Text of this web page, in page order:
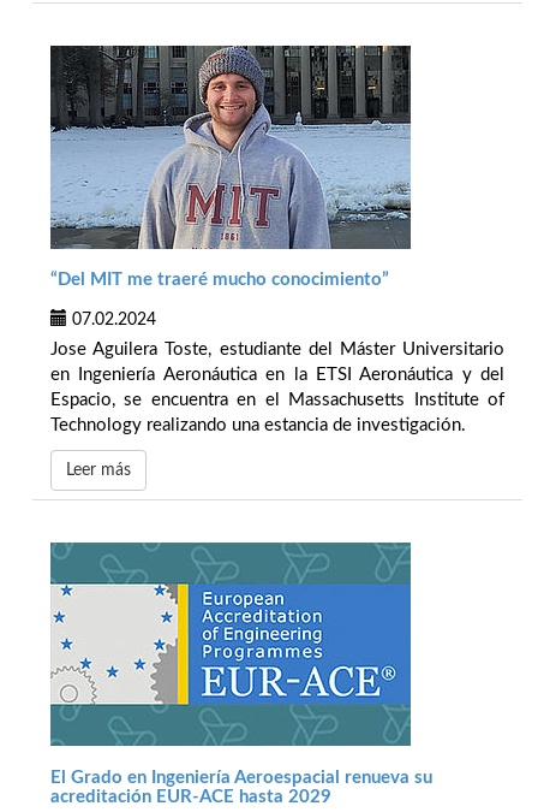
“Del MIT me traeré mucho conocimiento”
07.02.2024
Jose Aguilera Toste, estudiante del Máster Universitario
en Ingeniería Aeronáutica en la ETSI Aeronáutica y del
Espacio, se encuentra en el Massachusetts Institute of
Technology realizando una estancia de investigación.
Leer más
El Grado en Ingeniería Aeroespacial renueva su
acreditación EUR-ACE hasta 2029